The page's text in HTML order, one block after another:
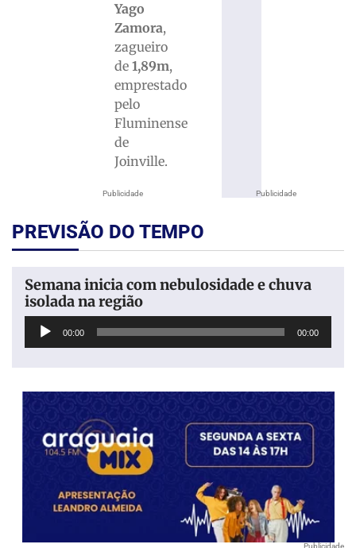
Publicidade
Yago
Zamora,
zagueiro
de 1,89m,
emprestado
pelo
Fluminense
de
Joinville.
Publicidade
PREVISÃO DO TEMPO
Semana inicia com nebulosidade e chuva
isolada na região
Tocador
00:00 00:00
Publicidade